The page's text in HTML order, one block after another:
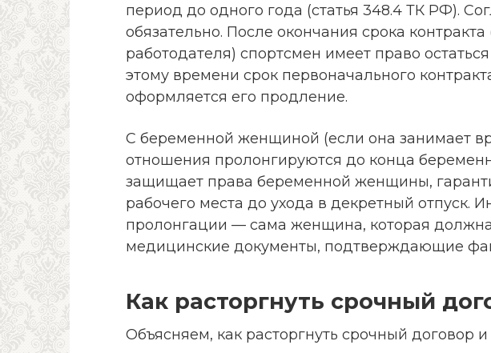
период до одного года (статья 348.4 ТК РФ).
обязательно. После окончания срока контракта
работодателя) спортсмен имеет право
этому времени срок первоначального
оформляется его продление.
С беременной женщиной (если она занимает
отношения пролонгируются до конца
защищает права беременной женщины,
рабочего места до ухода в декретный отпуск.
пролонгации — сама женщина, которая
медицинские документы, подтверждающие
Как расторгнуть срочный
Объясняем, как расторгнуть срочный договор